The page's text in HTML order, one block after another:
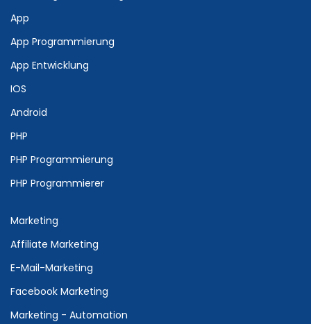
App
App Programmierung
App Entwicklung
IOS
Android
PHP
PHP Programmierung
PHP Programmierer
Marketing
Affiliate Marketing
E-Mail-Marketing
Facebook Marketing
Marketing - Automation